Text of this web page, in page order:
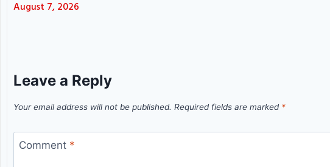
August 7, 2026
Leave a Reply
Your email address will not be published. Required fields are marked *
Comment *